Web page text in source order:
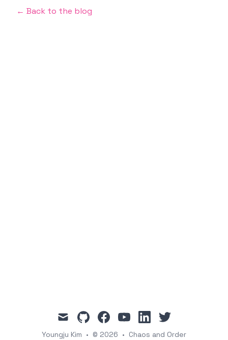
← Back to the blog
mail githubfacebookyoutubelinkedintwitter
Youngju Kim • © 2026 • Chaos and Order